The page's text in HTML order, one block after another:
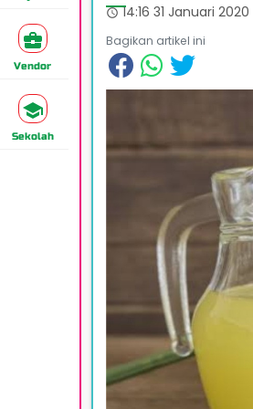
Vendor
Sekolah
access_time 14:16 31 Januari 2020
Bagikan artikel ini